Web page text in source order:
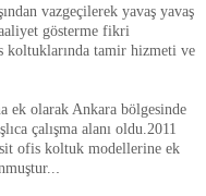
vazgeçilerek yavaş yavaş
gösterme fikri
tamir hizmeti ve
ek olarak Ankara bölgesinde
çalışma alanı oldu. 2011
ofis koltuk modellerine ek